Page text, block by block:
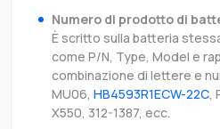
Numero di prodotto di
È scritto sulla batteria
come P/N, Type, Model e
combinazione di lettere e
MU06, HB4593R1ECW-22C,
X550, 312-1387, ecc.